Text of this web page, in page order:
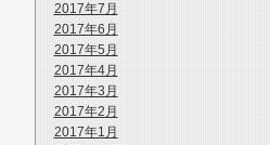
2017年7月
2017年6月
2017年5月
2017年4月
2017年3月
2017年2月
2017年1月